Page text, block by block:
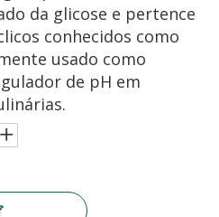
da glicose e pertence
conhecidos como
usado como
de pH em